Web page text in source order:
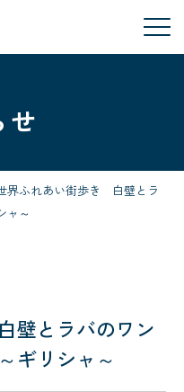
せ
界ふれあい街歩き 白壁とラ
ャ～
壁とラバのワン
ギリシャ～